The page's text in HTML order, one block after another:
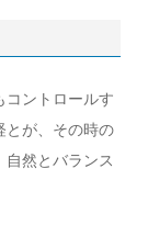
ントロールす
とが、その時の
然とバランス